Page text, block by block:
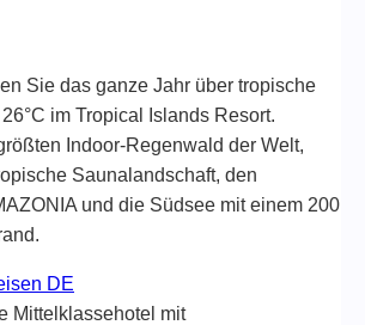
Sie das ganze Jahr über tropische
im Tropical Islands Resort.
Indoor-Regenwald der Welt,
Saunalandschaft, den
und die Südsee mit einem 200
DE
Mittelklassehotel mit